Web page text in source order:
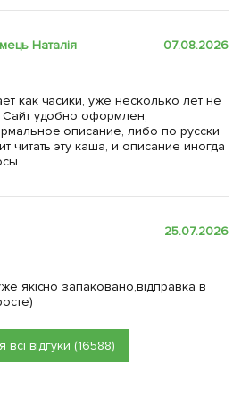
Наталія 07.08.2026
как часики, уже несколько лет не
удобно оформлен,
описание, либо по русски
читать эту каша, и описание иногда
25.07.2026
якісно запаковано,відправка в
всі відгуки (16588)